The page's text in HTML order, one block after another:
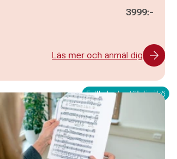
3999:-
Läs mer och anmäl dig
Fullbokad - ställ dig i kö